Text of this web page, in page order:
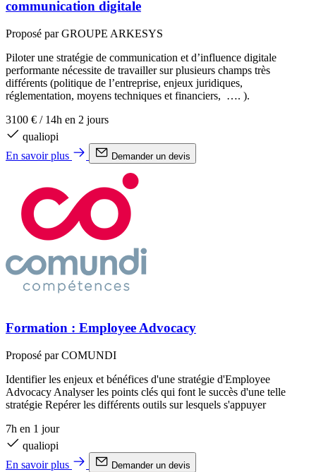
communication digitale
Proposé par GROUPE ARKESYS
Piloter une stratégie de communication et d’influence digitale
performante nécessite de travailler sur plusieurs champs très
différents (politique de l’entreprise, enjeux juridiques,
réglementation, moyens techniques et financiers, …. ).
3100 € / 14h en 2 jours
qualiopi
En savoir plus
Demander un devis
Formation : Employee Advocacy
Proposé par COMUNDI
Identifier les enjeux et bénéfices d'une stratégie d'Employee
Advocacy Analyser les points clés qui font le succès d'une telle
stratégie Repérer les différents outils sur lesquels s'appuyer
7h en 1 jour
qualiopi
En savoir plus
Demander un devis